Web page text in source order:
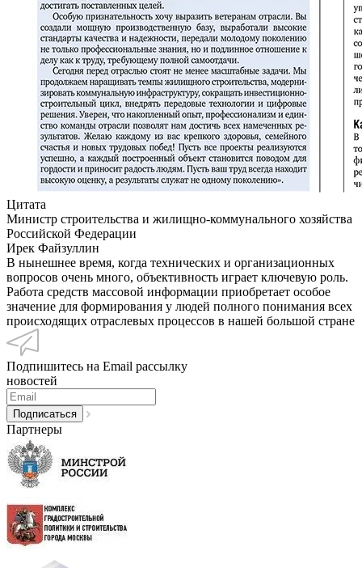
Цитата
Министр строительства и жилищно-коммунального хозяйства
Российской Федерации
Ирек Файзуллин
В нынешнее время, когда технических и организационных
вопросов очень много, объективность играет ключевую роль.
Работа средств массовой информации приобретает особое
значение для формирования у людей полного понимания всех
происходящих отраслевых процессов в нашей большой стране
Подпишитесь на Email рассылку
новостей
Партнеры